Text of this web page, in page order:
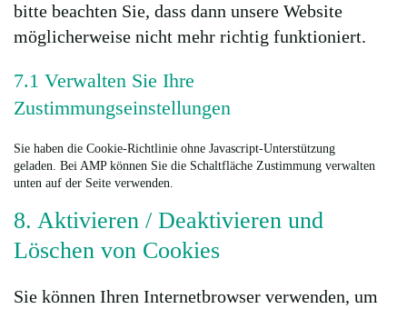
bitte beachten Sie, dass dann unsere Website
möglicherweise nicht mehr richtig funktioniert.
7.1 Verwalten Sie Ihre
Zustimmungseinstellungen
Sie haben die Cookie-Richtlinie ohne Javascript-Unterstützung
geladen. Bei AMP können Sie die Schaltfläche Zustimmung verwalten
unten auf der Seite verwenden.
8. Aktivieren / Deaktivieren und
Löschen von Cookies
Sie können Ihren Internetbrowser verwenden, um